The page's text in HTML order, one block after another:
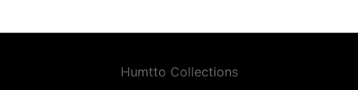
Humtto Collections